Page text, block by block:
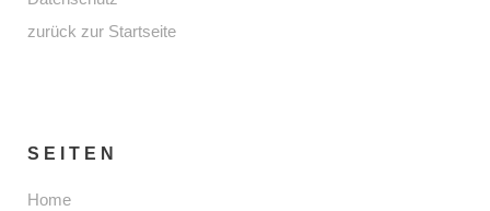
zurück zur Startseite
SEITEN
Home